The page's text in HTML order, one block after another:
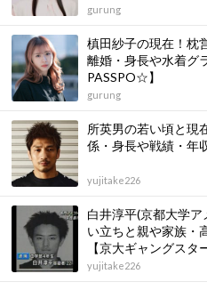
gurung
槙田紗子の現在！枕
離婚・身長や水着グ
PASSPO☆】
gurung
所英男の若い頃と現
係・身長や戦績・年
yujitake226
白井淳平(京都大学
い立ちと親や家族・
【京大ギャングスタ
yujitake226